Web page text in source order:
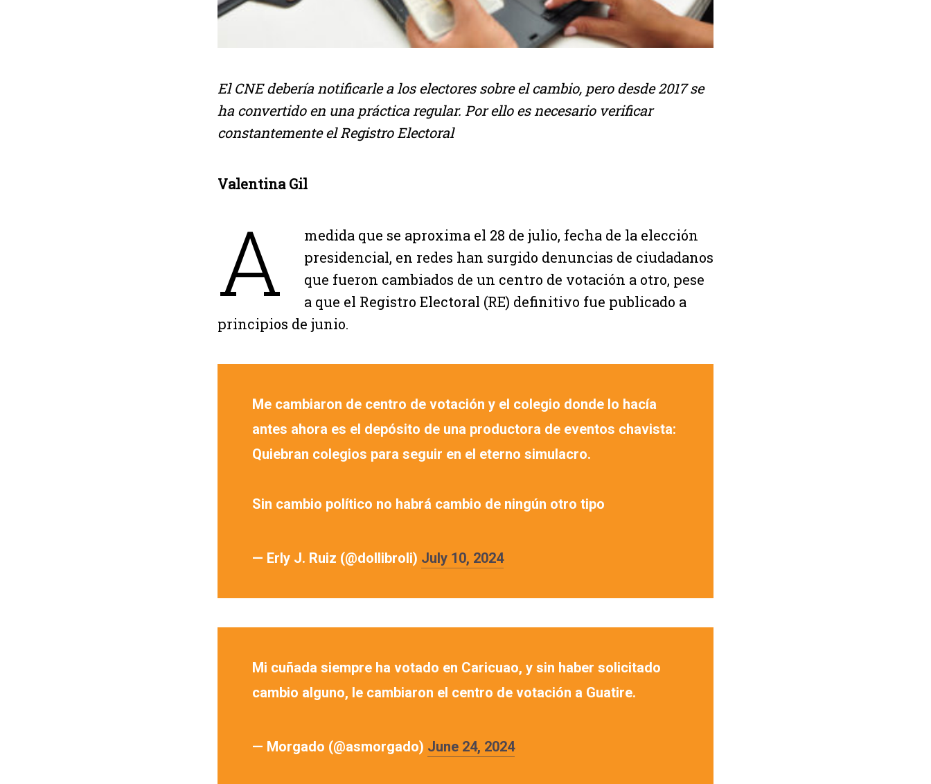
El CNE debería notificarle a los electores sobre el cambio, pero desde 2017 se
ha convertido en una práctica regular. Por ello es necesario verificar
constantemente el Registro Electoral
Valentina Gil
A
medida que se aproxima el 28 de julio, fecha de la elección
presidencial, en redes han surgido denuncias de ciudadanos
que fueron cambiados de un centro de votación a otro, pese
a que el Registro Electoral (RE) definitivo fue publicado a
principios de junio.
Me cambiaron de centro de votación y el colegio donde lo hacía
antes ahora es el depósito de una productora de eventos chavista:
Quiebran colegios para seguir en el eterno simulacro.
Sin cambio político no habrá cambio de ningún otro tipo
— Erly J. Ruiz (@dollibroli) July 10, 2024
Mi cuñada siempre ha votado en Caricuao, y sin haber solicitado
cambio alguno, le cambiaron el centro de votación a Guatire.
— Morgado (@asmorgado) June 24, 2024